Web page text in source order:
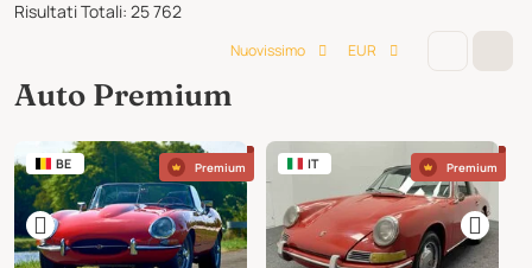
Risultati Totali: 25 762
Nuovissimo EUR
Auto Premium
BE Premium IT Premium